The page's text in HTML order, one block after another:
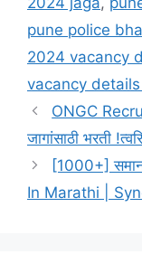
pune police
2024 vacancy
vacancy
ONGC
जागांसाठी भरती
[1000+]
In Marathi |